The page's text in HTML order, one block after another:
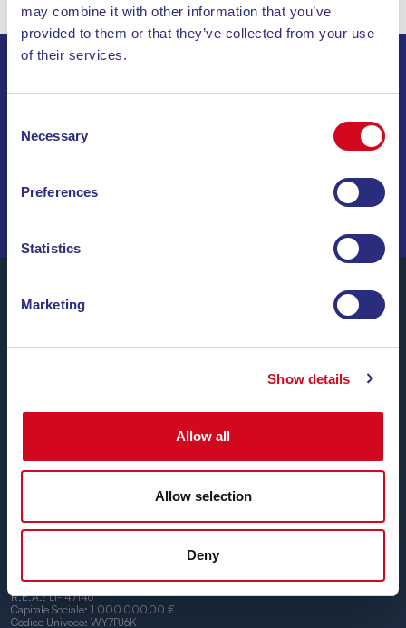
may combine it with other information that you’ve
provided to them or that they’ve collected from your use
of their services.
Selection
Necessary
Preferences
Statistics
Marketing
Show details
Allow all
Allow selection
Deny
ISCRIVITI ALLA NEWSLETTER
INVIA
NAVIGA TRA OFFERTE SPECIALI, DESTINAZIONI DA
tutto l’anno con tariffe
Piombino e Portoferraio.
Non vediamo l’ora di vederti a bordo.
P.IVA/CF: IT01968710994
R.E.A.: LI-147146
Capitale Sociale: 1.000.000,00 €
Codice Univoco: WY7PJ6K